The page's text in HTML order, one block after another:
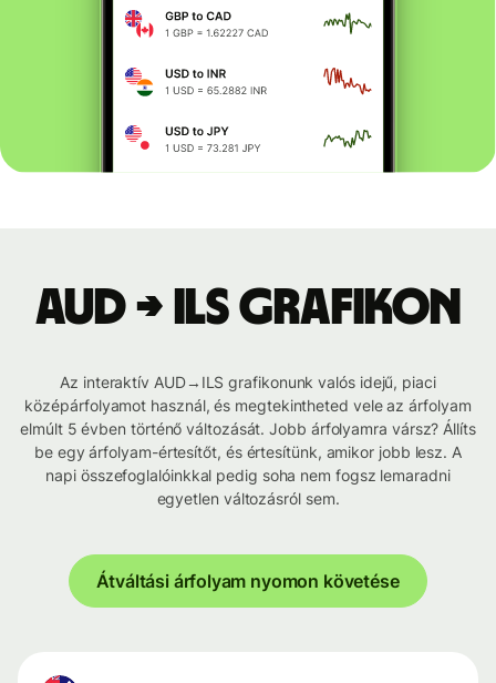
AUD → ILS grafikon
Az interaktív AUD→ILS grafikonunk valós idejű, piaci
középárfolyamot használ, és megtekintheted vele az árfolyam
elmúlt 5 évben történő változását. Jobb árfolyamra vársz? Állíts
be egy árfolyam-értesítőt, és értesítünk, amikor jobb lesz. A
napi összefoglalóinkkal pedig soha nem fogsz lemaradni
egyetlen változásról sem.
Átváltási árfolyam nyomon követése